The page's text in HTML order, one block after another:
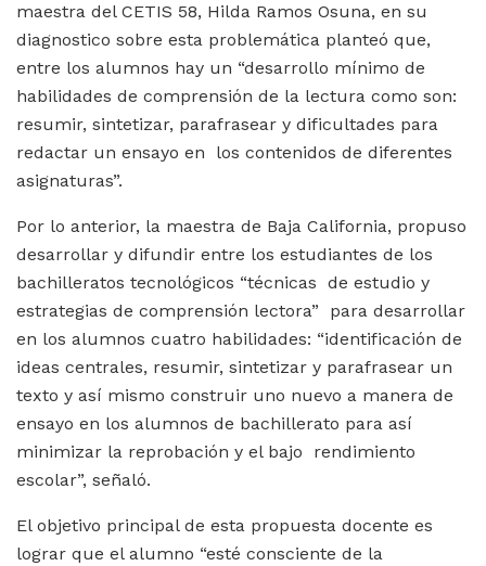
maestra del CETIS 58, Hilda Ramos Osuna, en su
diagnostico sobre esta problemática planteó que,
entre los alumnos hay un “desarrollo mínimo de
habilidades de comprensión de la lectura como son:
resumir, sintetizar, parafrasear y dificultades para
redactar un ensayo en los contenidos de diferentes
asignaturas”.
Por lo anterior, la maestra de Baja California, propuso
desarrollar y difundir entre los estudiantes de los
bachilleratos tecnológicos “técnicas de estudio y
estrategias de comprensión lectora” para desarrollar
en los alumnos cuatro habilidades: “identificación de
ideas centrales, resumir, sintetizar y parafrasear un
texto y así mismo construir uno nuevo a manera de
ensayo en los alumnos de bachillerato para así
minimizar la reprobación y el bajo rendimiento
escolar”, señaló.
El objetivo principal de esta propuesta docente es
lograr que el alumno “esté consciente de la